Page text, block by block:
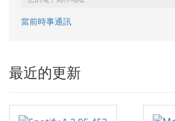
當前時事通訊
最近的更新